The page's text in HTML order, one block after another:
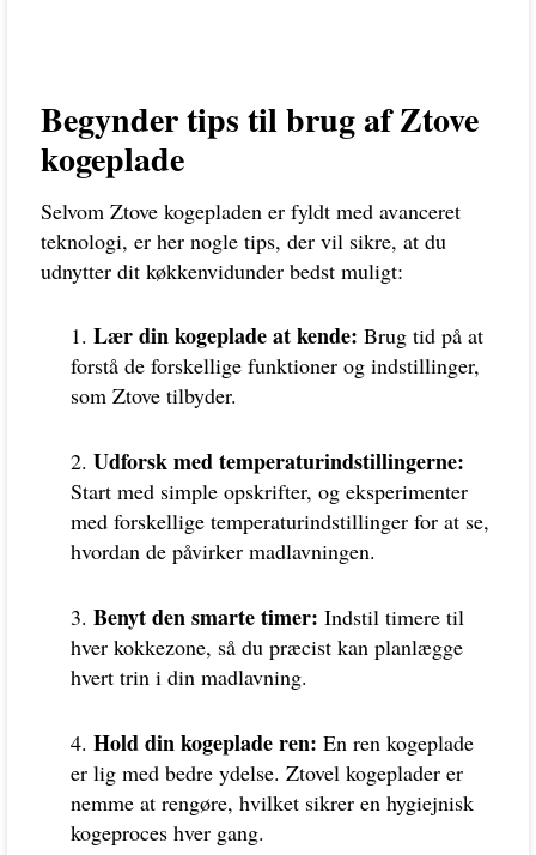
Begynder tips til brug af Ztove
kogeplade
Selvom Ztove kogepladen er fyldt med avanceret
teknologi, er her nogle tips, der vil sikre, at du
udnytter dit køkkenvidunder bedst muligt:
Lær din kogeplade at kende: Brug tid på at
forstå de forskellige funktioner og indstillinger,
som Ztove tilbyder.
Udforsk med temperaturindstillingerne:
Start med simple opskrifter, og eksperimenter
med forskellige temperaturindstillinger for at se,
hvordan de påvirker madlavningen.
Benyt den smarte timer: Indstil timere til
hver kokkezone, så du præcist kan planlægge
hvert trin i din madlavning.
Hold din kogeplade ren: En ren kogeplade
er lig med bedre ydelse. Ztovel kogeplader er
nemme at rengøre, hvilket sikrer en hygiejnisk
kogeproces hver gang.